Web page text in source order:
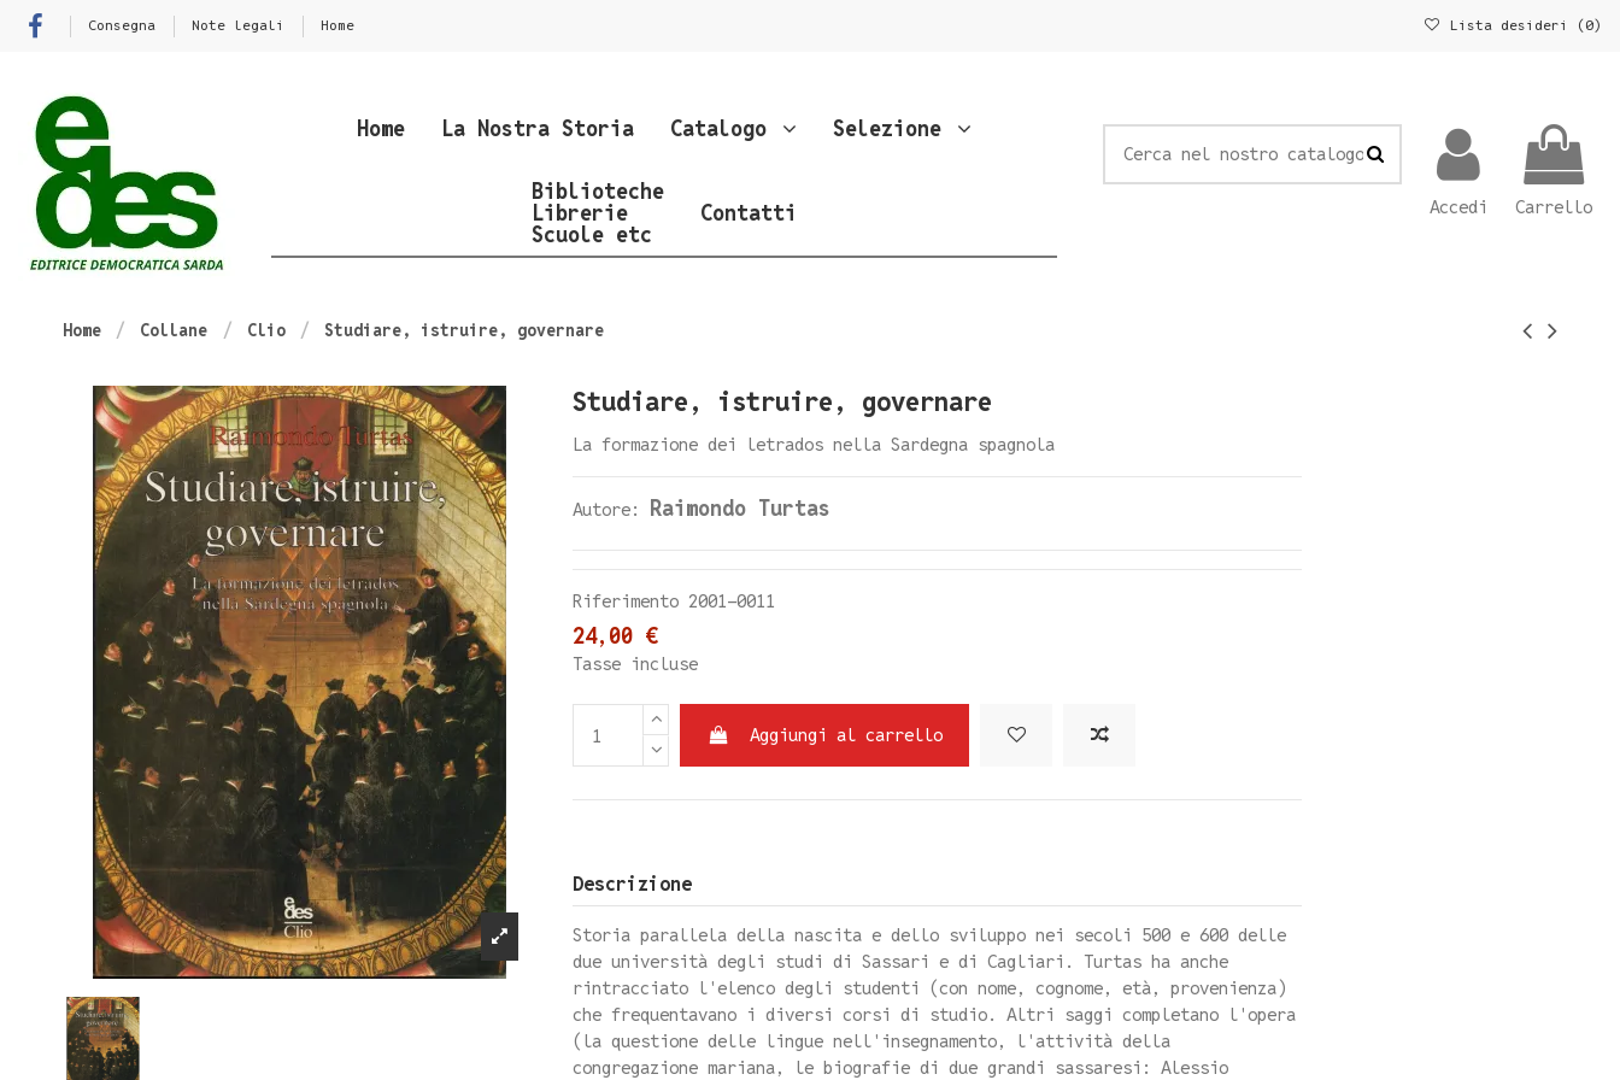
Consegna Note legali Home Lista desideri (0)
Home La Nostra Storia Catalogo Selezione
Biblioteche
Librerie
Scuole etc
Contatti Accedi Carrello
Home Collane Clio Studiare, istruire, governare
Studiare, istruire, governare
La formazione dei letrados nella Sardegna spagnola
Autore: Raimondo Turtas
Riferimento 2001-0011
24,00 €
Tasse incluse
Aggiungi al carrello
Descrizione
Storia parallela della nascita e dello sviluppo nei secoli 500 e 600 delle
due università degli studi di Sassari e di Cagliari. Turtas ha anche
rintracciato l'elenco degli studenti (con nome, cognome, età, provenienza)
che frequentavano i diversi corsi di studio. Altri saggi completano l'opera
(la questione delle lingue nell'insegnamento, l'attività della
congregazione mariana, le biografie di due grandi sassaresi: Alessio